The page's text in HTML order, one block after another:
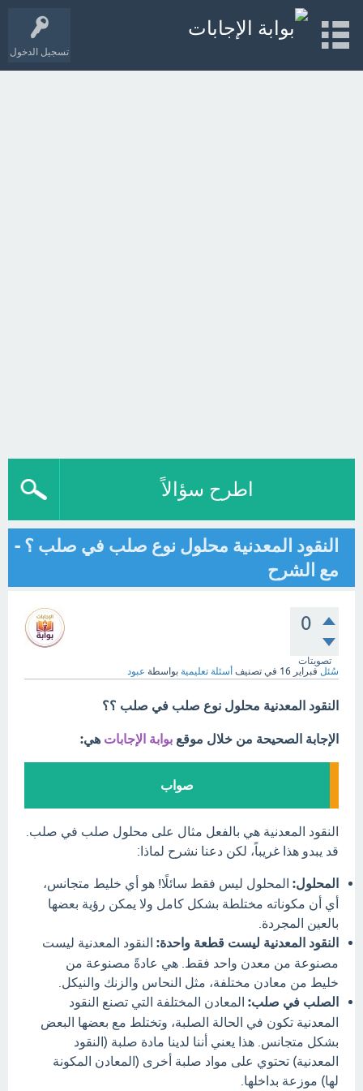
تسجيل الدخول
اطرح سؤالاً
النقود المعدنية محلول نوع صلب في صلب ؟ -
مع الشرح
0
تصويتات
سُئل فبراير 16 في تصنيف أسئلة تعليمية بواسطة عبود
النقود المعدنية محلول نوع صلب في صلب ؟؟
الإجابة الصحيحة من خلال موقع بوابة الإجابات هي:
صواب
النقود المعدنية هي بالفعل مثال على محلول صلب في صلب.
قد يبدو هذا غريباً، لكن دعنا نشرح لماذا:
المحلول: المحلول ليس فقط سائلًا! هو أي خليط متجانس،
أي أن مكوناته مختلطة بشكل كامل ولا يمكن رؤية بعضها
بالعين المجردة.
النقود المعدنية ليست قطعة واحدة: النقود المعدنية ليست
مصنوعة من معدن واحد فقط. هي عادةً مصنوعة من
خليط من معادن مختلفة، مثل النحاس والزنك والنيكل.
الصلب في صلب: المعادن المختلفة التي تصنع النقود
المعدنية تكون في الحالة الصلبة، وتختلط مع بعضها البعض
بشكل متجانس. هذا يعني أننا لدينا مادة صلبة (النقود
المعدنية) تحتوي على مواد صلبة أخرى (المعادن المكونة
لها) موزعة بداخلها.